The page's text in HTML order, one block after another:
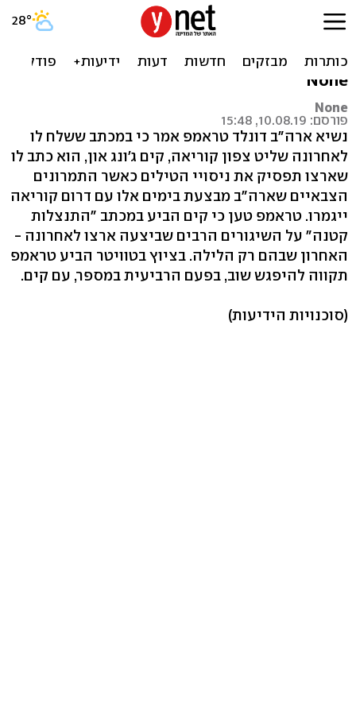
טראמפ: קים ג'ונג און התנצל
בפניי על שיגורי הטילים
None
None
פורסם: 10.08.19, 15:48
נשיא ארה"ב דונלד טראמפ אמר כי במכתב ששלח לו
לאחרונה שליט צפון קוריאה, קים ג'ונג און, הוא כתב לו
שארצו תפסיק את ניסויי הטילים כאשר התמרונים
הצבאיים שארה"ב מבצעת בימים אלו עם דרום קוריאה
ייגמרו. טראמפ טען כי קים הביע במכתב "התנצלות
קטנה" על השיגורים הרבים שביצעה ארצו לאחרונה -
האחרון שבהם רק הלילה. בציוץ בטוויטר הביע טראמפ
תקווה להיפגש שוב, בפעם הרביעית במספר, עם קים.
(סוכנויות הידיעות)